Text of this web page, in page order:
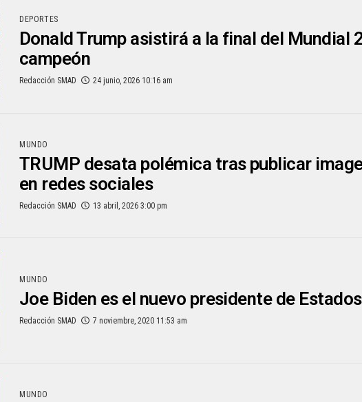
DEPORTES
Donald Trump asistirá a la final del Mundial
campeón
Redacción SMAD 24 junio, 2026 10:16 am
MUNDO
TRUMP desata polémica tras publicar
en redes sociales
Redacción SMAD 13 abril, 2026 3:00 pm
MUNDO
Joe Biden es el nuevo presidente de
Redacción SMAD 7 noviembre, 2020 11:53 am
MUNDO